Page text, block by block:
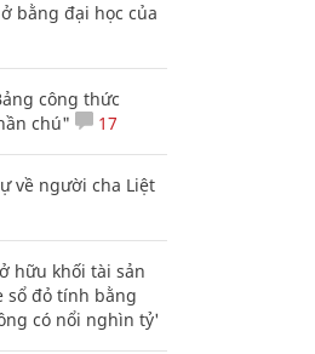
bằng đại học của
công thức
chú"
17
về người cha Liệt
hữu khối tài sản
sổ đỏ tính bằng
có nổi nghìn tỷ'